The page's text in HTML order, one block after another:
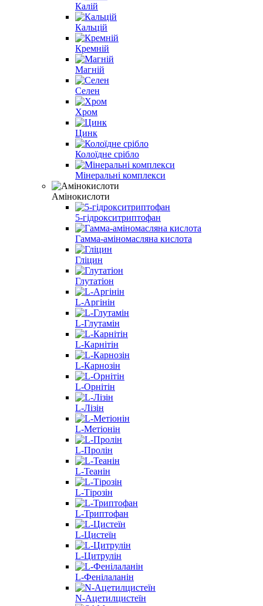
Калій
Кальцій
Кремній
Магній
Селен
Хром
Цинк
Колоїдне срібло
Мінеральні комплекси
Амінокислоти
5-гідрокситриптофан
Гамма-аміномасляна кислота
Гліцин
Глутатіон
L-Аргінін
L-Глутамін
L-Карнітін
L-Карнозін
L-Орнітін
L-Лізін
L-Метіонін
L-Пролін
L-Теанін
L-Тірозін
L-Триптофан
L-Цистеїн
L-Цитрулін
L-Фенілаланін
N-Ацетилцистеїн